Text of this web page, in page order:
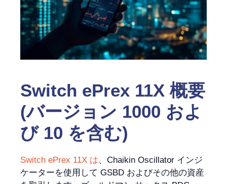
Switch ePrex 11X 概要
(バージョン 1000 およ
び 10 を含む)
Switch ePrex 11X は、Chaikin Oscillator インジ
ケーターを使用して GSBD およびその他の資産